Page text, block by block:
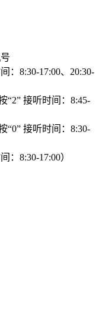
：8:30-17:00、20:30-
“2” 接听时间：8:45-
“0” 接听时间：8:30-
：8:30-17:00）